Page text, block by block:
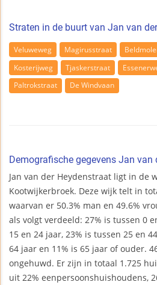
Straten in de buurt van Jan van
Veluweweg Magirusstraat
Kosterijweg
Tjaskerstraat
Paltrokstraat
De Windvaan
Demografische gegevens Jan van
Jan van der Heydenstraat ligt in de
Kootwijkerbroek. Deze wijk telt in
waarvan er 50.3% man en 49.6%
als volgt verdeeld: 27% is tussen 0
15 en 24 jaar, 23% is tussen 25 en
64 jaar en 11% is 65 jaar of ouder.
ongehuwd. Er zijn in totaal 1.725
uit 22% eenpersoonshuishoudens,